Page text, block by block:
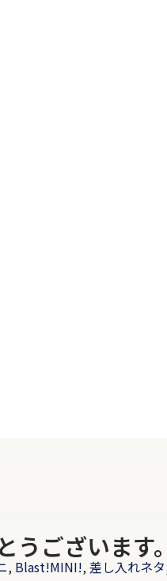
ございます。
, Blast!MINI!, 差し入れネタ